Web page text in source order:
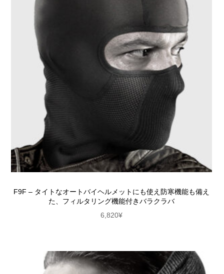
F9F – タイトなオートバイヘルメットにも使え防寒機能も備え
た、フィルタリング機能付きバラクラバ
6,820¥